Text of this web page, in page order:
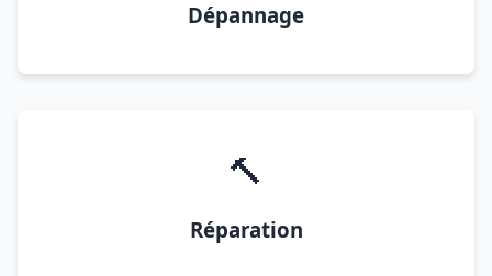
Dépannage
🔨
Réparation